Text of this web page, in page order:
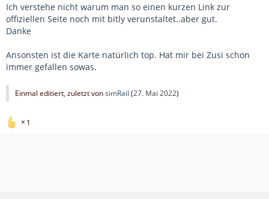
Ich verstehe nicht warum man so einen kurzen Link zur
offiziellen Seite noch mit bitly verunstaltet..aber gut.
Danke
Ansonsten ist die Karte natürlich top. Hat mir bei Zusi schon
immer gefallen sowas.
Einmal editiert, zuletzt vonsimRail (27. Mai 2022)
1